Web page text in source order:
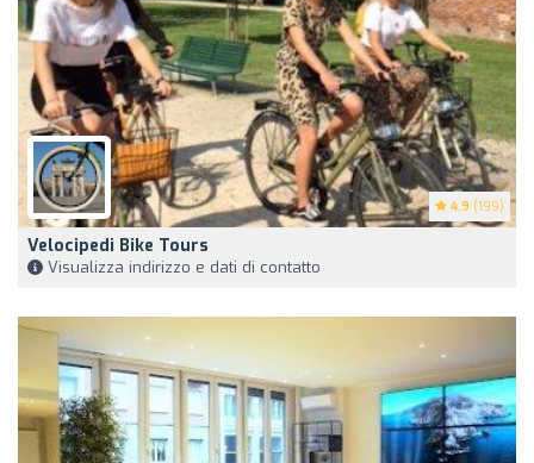
4.9 (199)
Velocipedi Bike Tours
Visualizza indirizzo e dati di contatto